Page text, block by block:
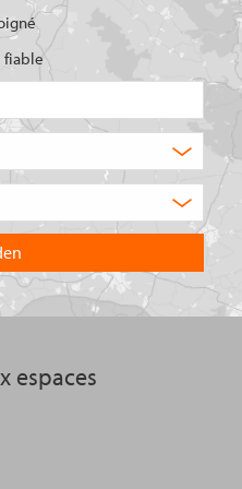
fiable
vous
vous
espaces